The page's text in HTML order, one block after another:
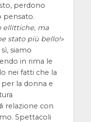
perdono
pensato.
ellittiche, ma
stato più bello!
siamo
in rima le
nei fatti che la
per la donna e
relazione con
Spettacoli